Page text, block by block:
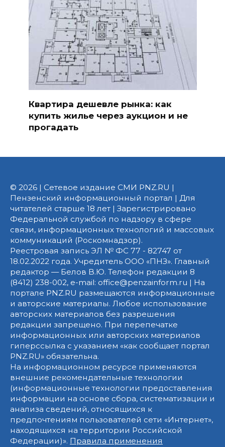
Квартира дешевле рынка: как
купить жилье через аукцион и не
прогадать
© 2026 | Сетевое издание СМИ PNZ.RU |
Пензенский информационный портал | Для
читателей старше 18 лет | Зарегистрировано
Федеральной службой по надзору в сфере
связи, информационных технологий и массовых
коммуникаций (Роскомнадзор).
Реестровая запись ЭЛ № ФС 77 - 82747 от
18.02.2022 года. Учредитель ООО «ПНЗ». Главный
редактор — Белов В.Ю. Телефон редакции 8
(8412) 238-002, e-mail: office@penzainform.ru | На
портале PNZ.RU размещаются информационные
и авторские материалы. Любое использование
авторских материалов без разрешения
редакции запрещено. При перепечатке
информационных или авторских материалов
гиперссылка с указанием «как сообщает портал
PNZ.RU» обязательна.
На информационном ресурсе применяются
внешние рекомендательные технологии
(информационные технологии предоставления
информации на основе сбора, систематизации и
анализа сведений, относящихся к
предпочтениям пользователей сети «Интернет»,
находящихся на территории Российской
Федерации)». Правила применения